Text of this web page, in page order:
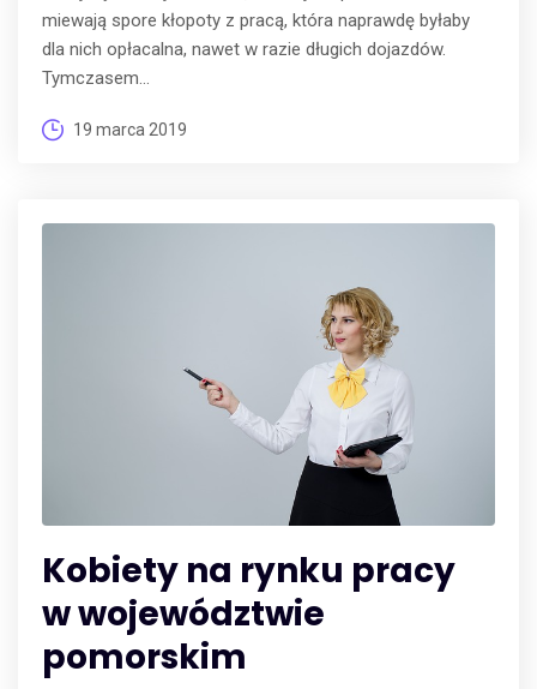
miewają spore kłopoty z pracą, która naprawdę byłaby
dla nich opłacalna, nawet w razie długich dojazdów.
Tymczasem...
19 marca 2019
Kobiety na rynku pracy
w województwie
pomorskim